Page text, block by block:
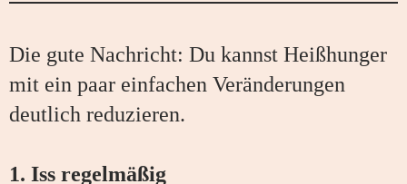
Die gute Nachricht: Du kannst Heißhunger
mit ein paar einfachen Veränderungen
deutlich reduzieren.
1. Iss regelmäßig